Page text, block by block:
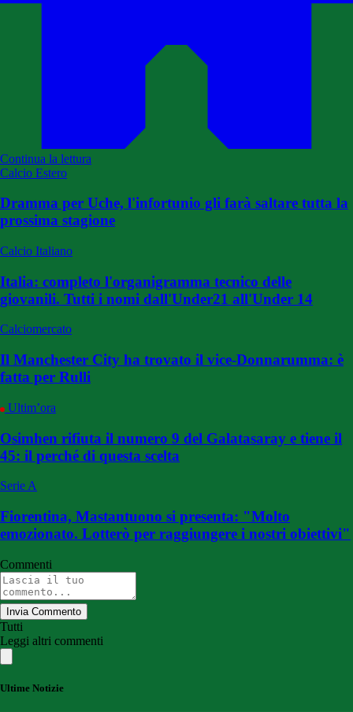
Continua la lettura
Calcio Estero
Dramma per Uche, l'infortunio gli farà saltare tutta la
prossima stagione
Calcio Italiano
Italia: completo l'organigramma tecnico delle
giovanili. Tutti i nomi dall'Under21 all'Under 14
Calciomercato
Il Manchester City ha trovato il vice-Donnarumma: è
fatta per Rulli
Ultim’ora
Osimhen rifiuta il numero 9 del Galatasaray e tiene il
45: il perché di questa scelta
Serie A
Fiorentina, Mastantuono si presenta: "Molto
emozionato. Lotterò per raggiungere i nostri obiettivi"
Commenti
Invia Commento
Tutti
Leggi altri commenti
Ultime Notizie